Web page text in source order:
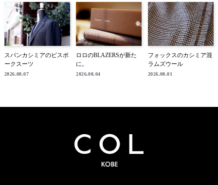
スパンカシミアのビスポ
ークスーツ
2026.08.07
ロロのBLAZERSが新た
に。
2026.08.04
フォックスのカシミア混
ラムズウール
2026.08.01